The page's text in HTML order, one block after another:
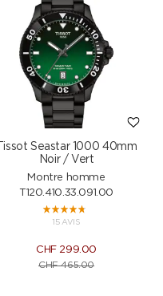
Tissot Seastar 1000 40mm
Noir / Vert
Montre homme
T120.410.33.091.00
15 AVIS
CHF299.00
CHF465.00